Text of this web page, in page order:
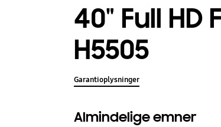
40" Full HD
H5505
Garantioplysninger
Almindelige emner